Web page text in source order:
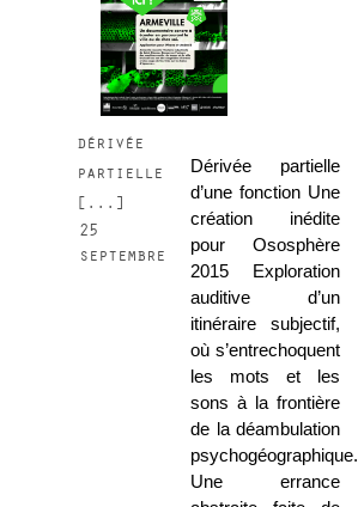
dérivée
partielle
[...]
25
septembre
Dérivée partielle
d’une fonction Une
création inédite
pour Ososphère
2015 Exploration
auditive d’un
itinéraire subjectif,
où s’entrechoquent
les mots et les
sons à la frontière
de la déambulation
psychogéographique.
Une errance